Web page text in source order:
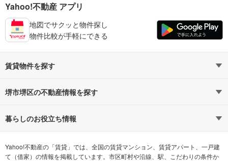
Yahoo!不動産 アプリ
地図でサクッと物件探し
物件比較が手軽にできる
賃貸物件を探す
路線・駅から探す
通勤時間から探す
不動産会社から探す 希望の条件から探す
堺市堺区の不動産情報を探す
不動産・住宅
新築マンション 中古マンション
暮らしのお役立ち情報
マンションカタログ 教えて！住まいの先生
Yahoo!不動産の「賃貸」では、全国の賃貸マンション、賃貸アパート、一戸建
て（借家）の情報を掲載しています。市区町村や沿線、駅、こだわりの条件か